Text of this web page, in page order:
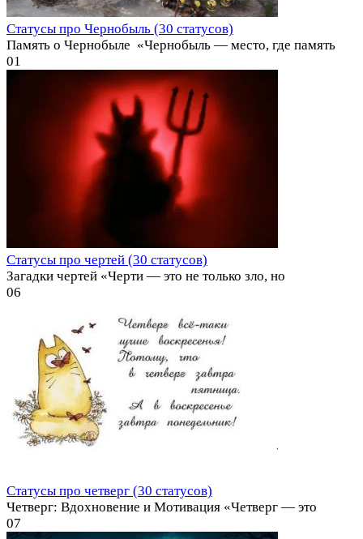
Статусы про Чернобыль (30 статусов)
Память о Чернобыле ️ «Чернобыль — место, где память
01
Статусы про чертей (30 статусов)
Загадки чертей «Черти — это не только зло, но
06
Статусы про четверг (30 статусов)
Четверг: Вдохновение и Мотивация «Четверг — это
07